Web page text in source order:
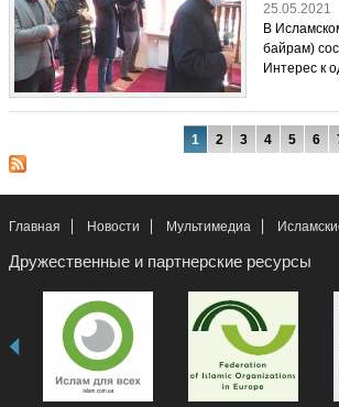
25.05.2021
В
байрам)
Интерес к
Страницы 1 2 3 4 5 6
Главная Новости Мультимедиа
Дружественные и партнерские ресурсы